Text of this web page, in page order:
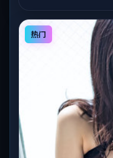
热门